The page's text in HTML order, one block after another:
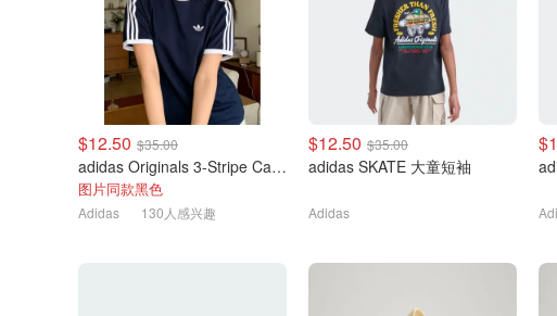
$12.50 $35.00
adidas Originals 3-Stripe Cali Ringer 短袖T恤
图片同款黑色
Adidas 130人感兴趣
$12.50 $35.00
adidas SKATE 大童短袖
Adidas